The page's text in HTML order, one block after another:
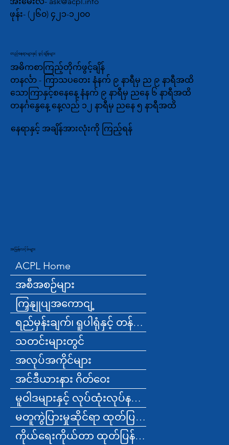
ဖုန်း- (၂၆၀) ၄၂၁-၁၂၀၀
တည်နေရာများနှင့် ဖွင့်ချိန်များ
အဓိကစာကြည့်တိုက်ဖွင့်ချိန်
တနင်္လာ - ကြာသပတေး နံနက် ၉ နာရီမှ ည ၉ နာရီအထိ
သောကြာနှင့်စနေနေ့ နံနက် ၉ နာရီမှ ညနေ ၆ နာရီအထိ
တနင်္ဂနွေနေ့ နေ့လည် ၁၂ နာရီမှ ညနေ ၅ နာရီအထိ
နေရာနှင့် အချိန်အားလုံးကို ကြည့်ရန်
အမြန်လင့်ခ်များ
ACPL Home
အစီအစဉ်များ
ကြှနျုပျအကောငျ့
ရည်မှန်းချက်၊ ရူပါရုံနှင့် တန်ဖိုးများ
သတင်းများတွင်
အလုပ်အကိုင်များ
အင်ဒီယားနား ဂိတ်ဝေး
မူဝါဒများနှင့် လုပ်ထုံးလုပ်နည်းများ
မတူကွဲပြားမှုဆိုင်ရာ ထုတ်ပြန်ချက်
ကိုယ်ရေးကိုယ်တာ ထုတ်ပြန်ချက်